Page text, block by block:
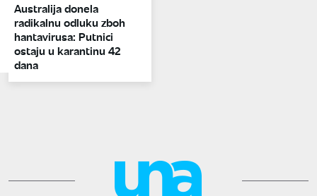
Australija donela
radikalnu odluku zboh
hantavirusa: Putnici
ostaju u karantinu 42
dana